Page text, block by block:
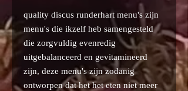
quality discus runderhart menu's zijn
menu's die ikzelf heb samengesteld
die zorgvuldig evenredig
uitgebalanceerd en gevitamineerd
zijn, deze menu's zijn zodanig
ontworpen dat het het eten niet meer